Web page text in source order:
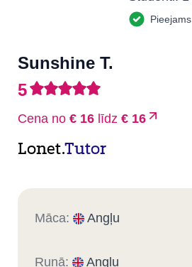
Pieejams
Sunshine T.
5
Cena no € 16 līdz € 16
Lonet.Tutor
Māca: Angļu
Runā: Angļu